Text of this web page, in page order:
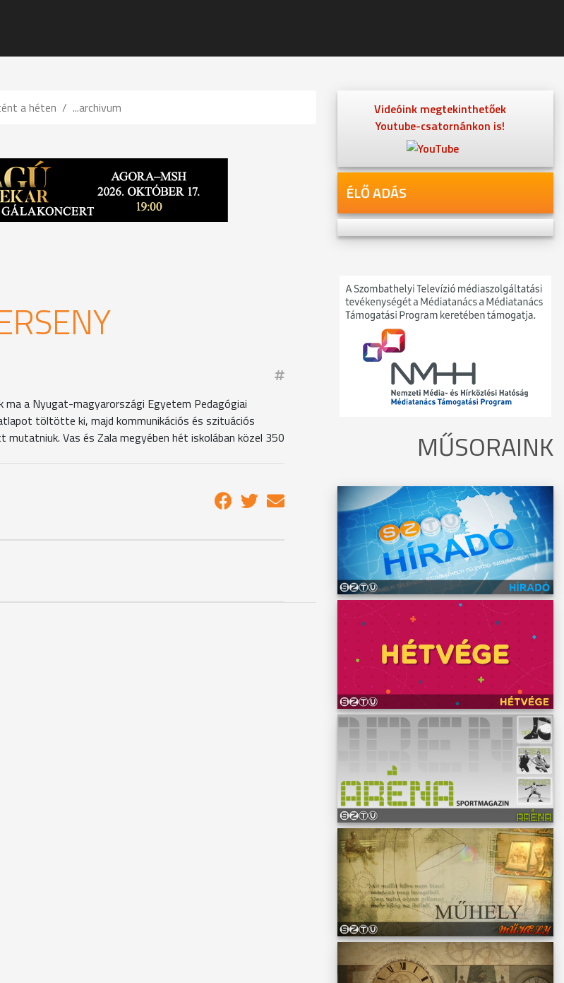
a héten ...archivum
a Nyugat-magyarországi Egyetem Pedagógiai
töltötte ki, majd kommunikációs és szituációs
Vas és Zala megyében hét iskolában közel 350
Videóink megtekinthetőek
Youtube-csatornánkon is!
ÉLŐ ADÁS
MŰSORAINK